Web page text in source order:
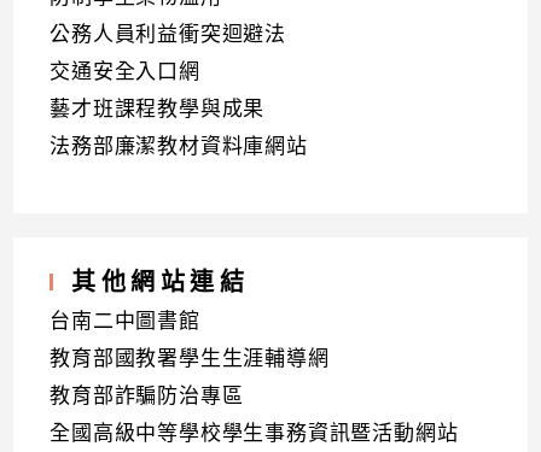
公務人員利益衝突迴避法
交通安全入口網
藝才班課程教學與成果
法務部廉潔教材資料庫網站
其他網站連結
台南二中圖書館
教育部國教署學生生涯輔導網
教育部詐騙防治專區
全國高級中等學校學生事務資訊暨活動網站